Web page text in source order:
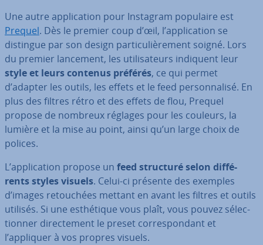
Une autre ap­pli­ca­tion pour Instagram populaire est
Prequel. Dès le premier coup d’œil, l’ap­pli­ca­tion se
distingue par son design par­ti­cu­liè­re­ment soigné. Lors
du premier lancement, les uti­li­sa­teurs indiquent leur
style et leurs contenus préférés, ce qui permet
d’adapter les outils, les effets et le feed per­son­na­lisé. En
plus des filtres rétro et des effets de flou, Prequel
propose de nombreux réglages pour les couleurs, la
lumière et la mise au point, ainsi qu’un large choix de
polices.
L’ap­pli­ca­tion propose un feed structuré selon dif­fé­
rents styles visuels. Celui-ci présente des exemples
d’images re­tou­chées mettant en avant les filtres et outils
utilisés. Si une es­thé­tique vous plaît, vous pouvez sé­lec­
tion­ner di­rec­te­ment le preset cor­res­pon­dant et
l’appliquer à vos propres visuels.